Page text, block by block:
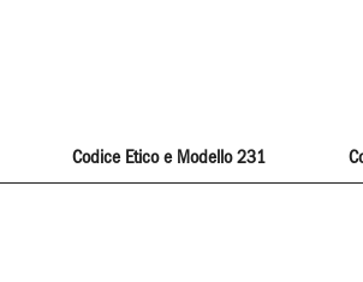
Codice Etico e Modello 231